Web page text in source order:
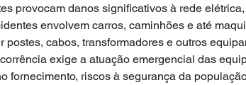
provocam danos significativos à rede
envolvem carros, caminhões e até
postes, cabos, transformadores e outros
exige a atuação emergencial das
fornecimento, riscos à segurança da